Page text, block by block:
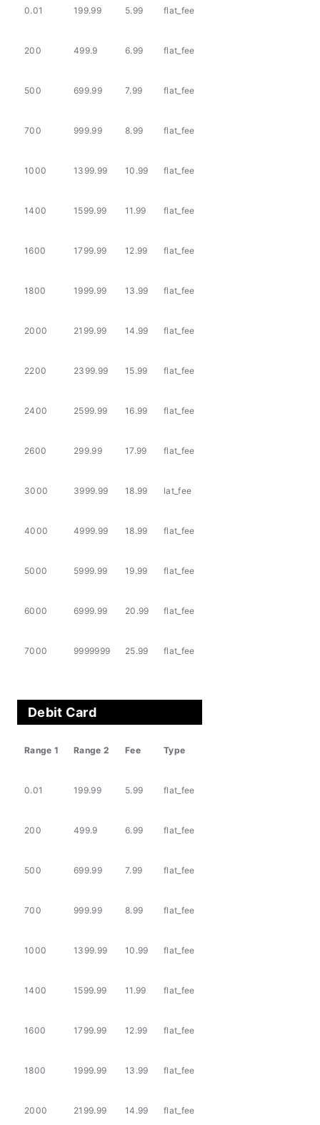
0.01 199.99 5.99 flat_fee
200 499.9 6.99 flat_fee
500 699.99 7.99 flat_fee
700 999.99 8.99 flat_fee
1000 1399.99 10.99 flat_fee
1400 1599.99 11.99 flat_fee
1600 1799.99 12.99 flat_fee
1800 1999.99 13.99 flat_fee
2000 2199.99 14.99 flat_fee
2200 2399.99 15.99 flat_fee
2400 2599.99 16.99 flat_fee
2600 299.99 17.99 flat_fee
3000 3999.99 18.99 lat_fee
4000 4999.99 18.99 flat_fee
5000 5999.99 19.99 flat_fee
6000 6999.99 20.99 flat_fee
7000 9999999 25.99 flat_fee
Debit Card
Range 1 Range 2 Fee Type
0.01 199.99 5.99 flat_fee
200 499.9 6.99 flat_fee
500 699.99 7.99 flat_fee
700 999.99 8.99 flat_fee
1000 1399.99 10.99 flat_fee
1400 1599.99 11.99 flat_fee
1600 1799.99 12.99 flat_fee
1800 1999.99 13.99 flat_fee
2000 2199.99 14.99 flat_fee